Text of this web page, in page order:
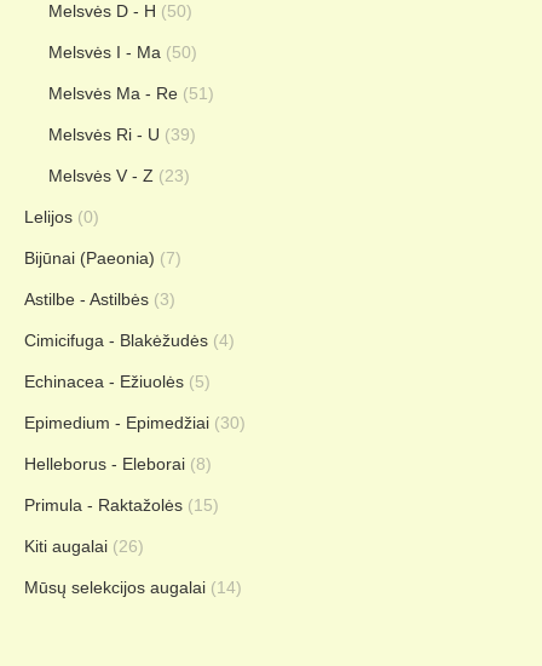
Melsvės D - H (50)
Melsvės I - Ma (50)
Melsvės Ma - Re (51)
Melsvės Ri - U (39)
Melsvės V - Z (23)
Lelijos (0)
Bijūnai (Paeonia) (7)
Astilbe - Astilbės (3)
Cimicifuga - Blakėžudės (4)
Echinacea - Ežiuolės (5)
Epimedium - Epimedžiai (30)
Helleborus - Eleborai (8)
Primula - Raktažolės (15)
Kiti augalai (26)
Mūsų selekcijos augalai (14)